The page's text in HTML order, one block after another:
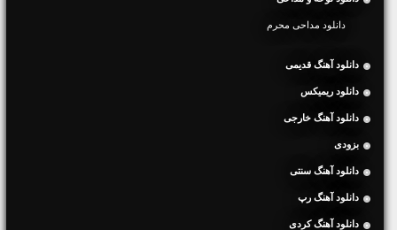
دانلود مداحی محرم
دانلود آهنگ قدیمی
دانلود ریمیکس
دانلود آهنگ خارجی
بزودی
دانلود آهنگ سنتی
دانلود آهنگ رپ
دانلود آهنگ کردی